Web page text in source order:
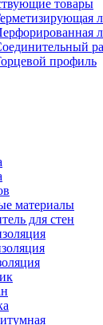
товары
профиль
материалы
для стен